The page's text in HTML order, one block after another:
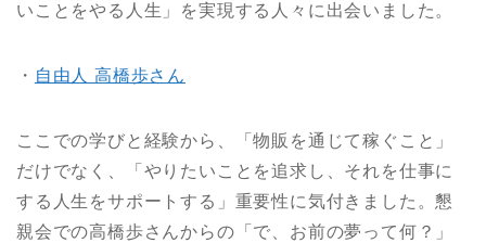
いことをやる人生」を実現する人々に出会いました。
・ 自由人 高橋歩さん
ここでの学びと経験から、「物販を通じて稼ぐこと」
だけでなく、「やりたいことを追求し、それを仕事に
する人生をサポートする」重要性に気付きました。懇
親会での高橋歩さんからの「で、お前の夢って何？」